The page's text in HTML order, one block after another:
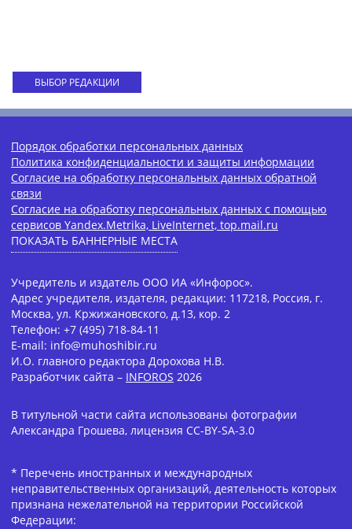
ВЫБОР РЕДАКЦИИ
Порядок обработки персональных данных
Политика конфиденциальности и защиты информации
Согласие на обработку персональных данных обратной
связи
Согласие на обработку персональных данных с помощью
сервисов Yandex.Metrika, LiveInternet, top.mail.ru
ПОКАЗАТЬ БАННЕРНЫЕ МЕСТА
Учредитель и издатель ООО ИА «Инфорос».
Адрес учредителя, издателя, редакции: 117218, Россия, г.
Москва, ул. Кржижановского, д.13, кор. 2
Телефон: +7 (495) 718-84-11
E-mail: info@muhoshibir.ru
И.О. главного редактора Дорохова Н.В.
Разработчик сайта – INFOROS 2026
В титульной части сайта использованы фотографии
Александра Грошева, лицензия CC-BY-SA-3.0
* Перечень иностранных и международных
неправительственных организаций, деятельность которых
признана нежелательной на территории Российской
Федерации: